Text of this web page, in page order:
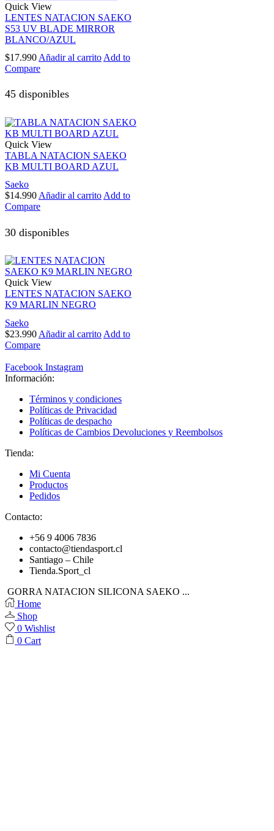
Quick View
LENTES NATACION SAEKO
S53 UV BLADE MIRROR
BLANCO/AZUL
$17.990 Añadir al carrito Add to
Compare
45 disponibles
Quick View
TABLA NATACION SAEKO
KB MULTI BOARD AZUL
Saeko
$14.990 Añadir al carrito Add to
Compare
30 disponibles
Quick View
LENTES NATACION SAEKO
K9 MARLIN NEGRO
Saeko
$23.990 Añadir al carrito Add to
Compare
Facebook Instagram
Información:
Términos y condiciones
Políticas de Privacidad
Políticas de despacho
Políticas de Cambios Devoluciones y Reembolsos
Tienda:
Mi Cuenta
Productos
Pedidos
Contacto:
+56 9 4006 7836
contacto@tiendasport.cl
Santiago – Chile
Tienda.Sport_cl
GORRA NATACION SILICONA SAEKO ...
Home
Shop
0 Wishlist
0 Cart